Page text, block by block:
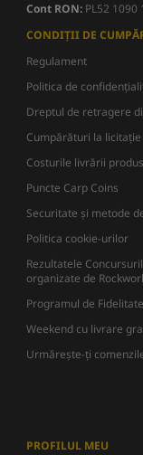
Cont RON: PL52 1090
CONDIȚII DE
Regulament
Politica de
Dreptul de retragere
Cumpărături la licitație
Costurile livrării
Puncte Carp Coins
Securitate și metode
Politica cookie-urilor
Rezultatele
organizate de
Programul de
Weekend cu livrare
Urmărește-ți
PROFILUL MEU